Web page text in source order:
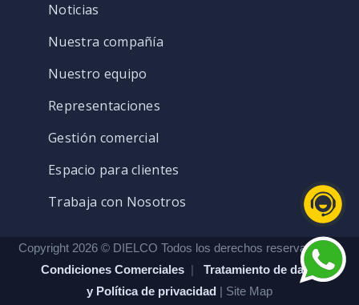
Noticias
Nuestra compañía
Nuestro equipo
Representaciones
Gestión comercial
Espacio para clientes
Trabaja con Nosotros
Copyright 2026 © DIELCO Todos los derechos reservados. |
Condiciones Comerciales | Tratamiento de datos
y Política de privacidad | Site Map